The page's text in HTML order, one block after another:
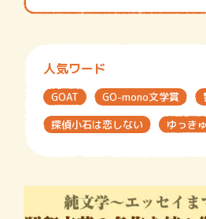
人気ワード
GOAT GO-mono文学賞
探偵小石は恋しない
ゆっき